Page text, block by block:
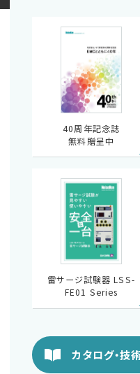
40周年記念誌
無料贈呈中
雷サージ試験器 LSS-
FE01 Series
カタログ・技